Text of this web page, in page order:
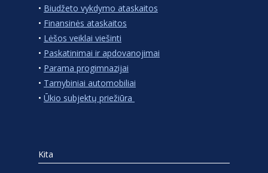
• Biudžeto vykdymo ataskaitos
• Finansinės ataskaitos
• Lėšos veiklai viešinti
• Paskatinimai ir apdovanojimai
• Parama progimnazijai
• Tarnybiniai automobiliai
• Ūkio subjektų priežiūra
Kita